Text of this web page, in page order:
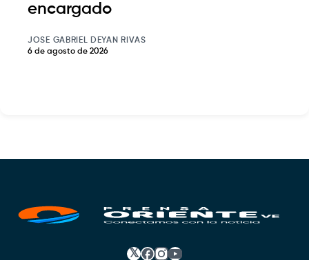
encargado
JOSE GABRIEL DEYAN RIVAS
6 de agosto de 2026
𝕏